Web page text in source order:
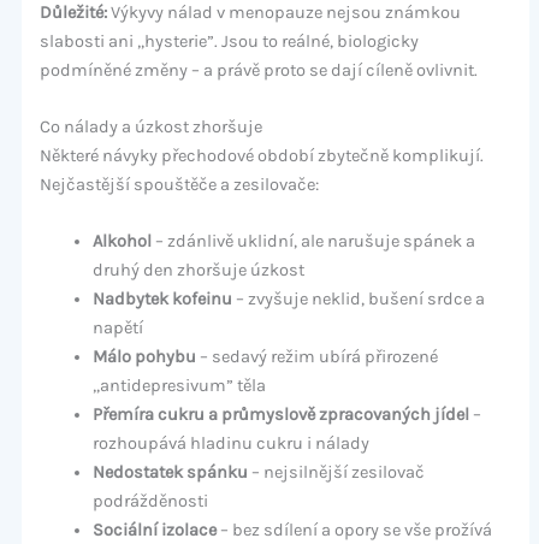
Důležité:Výkyvy nálad v menopauze nejsou známkou
slabosti ani „hysterie”. Jsou to reálné, biologicky
podmíněné změny – a právě proto se dají cíleně ovlivnit.
Co nálady a úzkost zhoršuje
Některé návyky přechodové období zbytečně komplikují.
Nejčastější spouštěče a zesilovače:
Alkohol – zdánlivě uklidní, ale narušuje spánek a
druhý den zhoršuje úzkost
Nadbytek kofeinu – zvyšuje neklid, bušení srdce a
napětí
Málo pohybu – sedavý režim ubírá přirozené
„antidepresivum” těla
Přemíra cukru a průmyslově zpracovaných jídel –
rozhoupává hladinu cukru i nálady
Nedostatek spánku – nejsilnější zesilovač
podrážděnosti
Sociální izolace– bez sdílení a opory se vše prožívá